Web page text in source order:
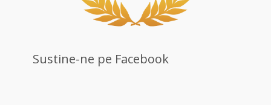
Sustine-ne pe Facebook